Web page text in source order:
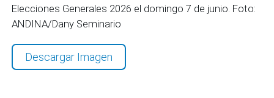
Elecciones Generales 2026 el domingo 7 de junio. Foto:
ANDINA/Dany Seminario
Descargar Imagen